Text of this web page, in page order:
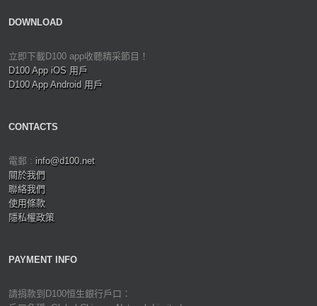
DOWNLOAD
立即下載D100 app收聽精采節目！
D100 App iOS 用戶
D100 App Android 用戶
CONTACTS
電郵 : info@d100.net
關於我們
聯絡我們
使用條款
隱私權政策
PAYMENT INFO
請捐款到D100恒生銀行戶口：